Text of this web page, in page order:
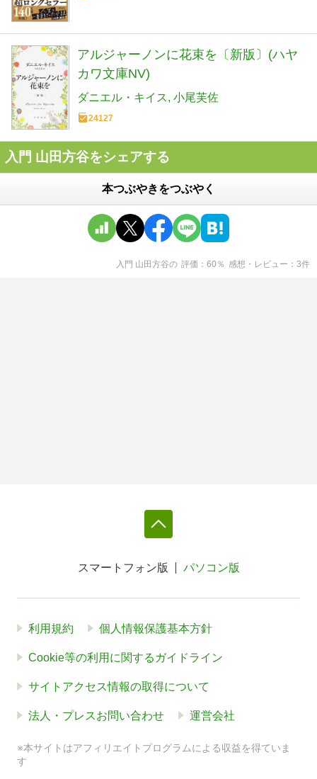
アルジャーノンに花束を〔新版〕(ハヤ
カワ文庫NV)
ダニエル・キイス 小尾芙佐
24127
入門 山田方谷をシェアする
本つぶやきをつぶやく
入門 山田方谷の 評価 60 ％ 感想・レビュー 3件
スマートフォン版 パソコン版
利用規約 個人情報保護基本方針
Cookie等の利用に関するガイドライン
サイトアクセス情報の取得について
法人・プレスお問い合わせ 運営会社
※本サイトはアフィリエイトプログラムによる収益を得ていま
す